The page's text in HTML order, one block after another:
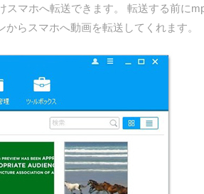
マホへ転送できます。 転送する前に
らスマホへ動画を転送してくれます。